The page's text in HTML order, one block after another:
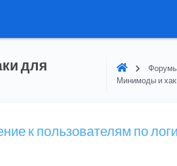
для
Минимоды и
к пользователям по